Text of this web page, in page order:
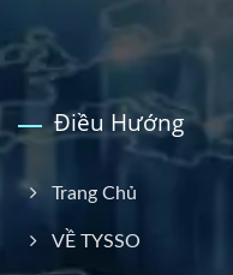
Điều Hướng
Trang Chủ
VỀ TYSSO